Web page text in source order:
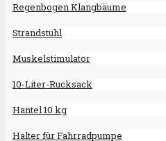
Regenbogen Klangbäume
Strandstuhl
Muskelstimulator
10-Liter-Rucksack
Hantel 10 kg
Halter für Fahrradpumpe